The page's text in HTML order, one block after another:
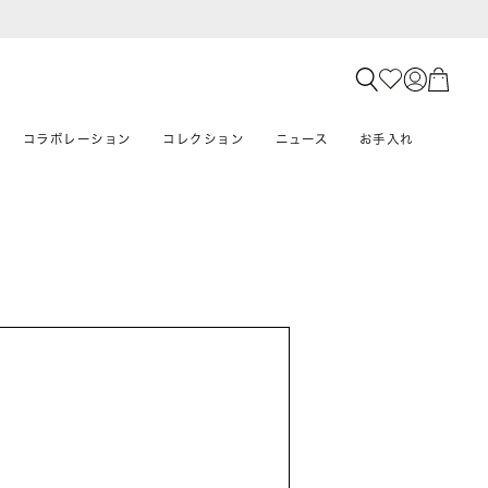
コラボレーション コレクション ニュース お手入れ